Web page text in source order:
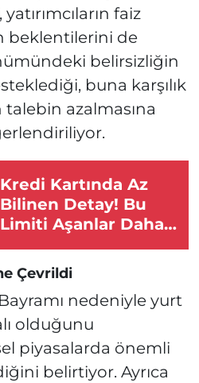
faiz
beklentilerini de
belirsizliğin
buna karşılık
talebin azalmasına
Kredi Kartında Az
Bilinen Detay! Bu
Limiti Aşanlar Daha
Çevrildi
nedeniyle yurt
olduğunu
piyasalarda önemli
belirtiyor. Ayrıca